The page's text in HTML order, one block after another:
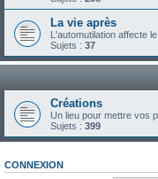
La vie après
L'automutilation affecte
Sujets : 37
Créations
Un lieu pour mettre vos
Sujets : 399
CONNEXION